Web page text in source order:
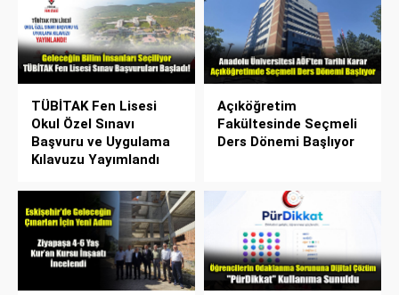
TÜBİTAK Fen Lisesi
Okul Özel Sınavı
Başvuru ve Uygulama
Kılavuzu Yayımlandı
Açıköğretim
Fakültesinde Seçmeli
Ders Dönemi Başlıyor